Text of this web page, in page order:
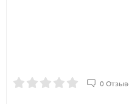
0